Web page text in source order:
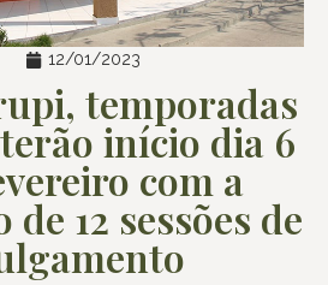
12/01/2023
temporadas
início dia 6
com a
de 12 sessões de